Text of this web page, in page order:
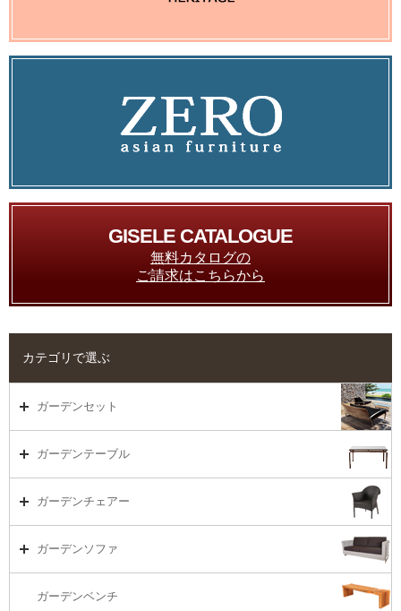
GISELE CATALOGUE
無料カタログの
ご請求はこちらから
カテゴリで選ぶ
ガーデンセット
ガーデンセット（海外在庫）
ラウンジ・ベッド
ガーデンテーブル
ガーデンテーブルTOP
ガーデンチェアー
ガーデンチェアーTOP
ガーデンソファ
ガーデンソファTOP
ガーデンベンチ